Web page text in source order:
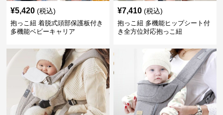
¥5,420 (税込)
抱っこ紐 着脱式頭部保護板付き
多機能ベビーキャリア
¥7,410 (税込)
抱っこ紐 多機能ヒップシート付
き全方位対応抱っこ紐